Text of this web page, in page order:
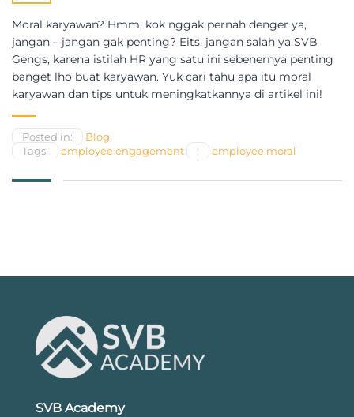
Moral karyawan? Hmm, kok nggak pernah denger ya,
jangan – jangan gak penting? Eits, jangan salah ya SVB
Gengs, karena istilah HR yang satu ini sebenernya penting
banget lho buat karyawan. Yuk cari tahu apa itu moral
karyawan dan tips untuk meningkatkannya di artikel ini!
Posted in:
Blog
Tags:
employee engagement , employee moral
SVB Academy